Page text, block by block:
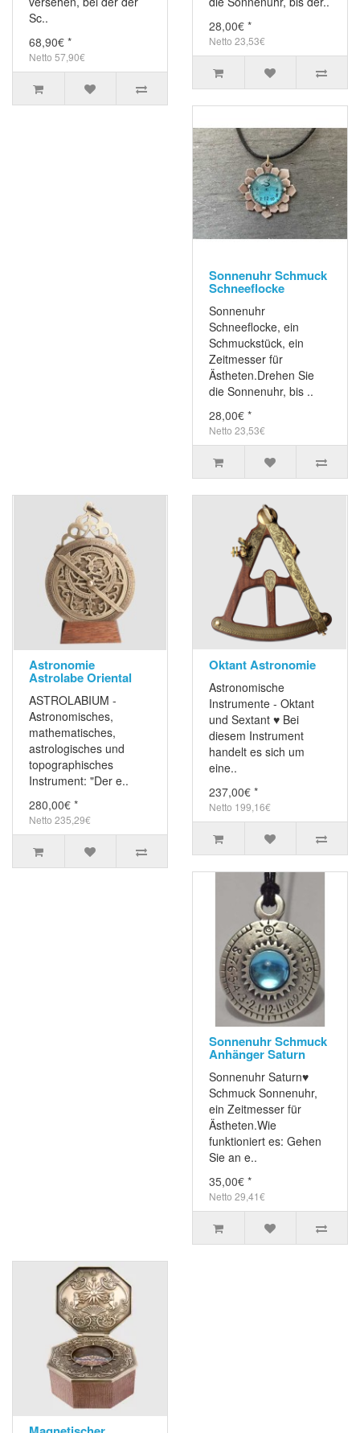
Sc..
68,90€ *
Netto 57,90€
28,00€ *
Netto 23,53€
Sonnenuhr Schmuck
Schneeflocke
Sonnenuhr
Schneeflocke, ein
Schmuckstück, ein
Zeitmesser für
Ästheten.Drehen Sie
die Sonnenuhr, bis ..
28,00€ *
Netto 23,53€
Astronomie
Astrolabe Oriental
ASTROLABIUM -
Astronomisches,
mathematisches,
astrologisches und
topographisches
Instrument: "Der e..
280,00€ *
Netto 235,29€
Oktant Astronomie
Astronomische
Instrumente - Oktant
und Sextant ♥ Bei
diesem Instrument
handelt es sich um
eine..
237,00€ *
Netto 199,16€
Sonnenuhr Schmuck
Anhänger Saturn
Sonnenuhr Saturn♥
Schmuck Sonnenuhr,
ein Zeitmesser für
Ästheten.Wie
funktioniert es: Gehen
Sie an e..
35,00€ *
Netto 29,41€